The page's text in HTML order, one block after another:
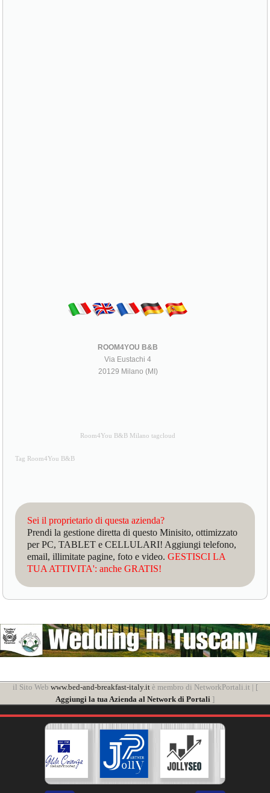
ROOM4YOU B&B
Via Eustachi 4
20129 Milano (MI)
Room4You B&B Milano tagcloud
Tag Room4You B&B
Sei il proprietario di questa azienda?
Prendi la gestione diretta di questo Minisito, ottimizzato
per PC, TABLET e CELLULARI! Aggiungi telefono,
email, illimitate pagine, foto e video.GESTISCI LA
TUA ATTIVITA': anche GRATIS!
il Sito Web www.bed-and-breakfast-italy.itè membro di NetworkPortali.it | [
Aggiungi la tua Azienda al Network di Portali ]